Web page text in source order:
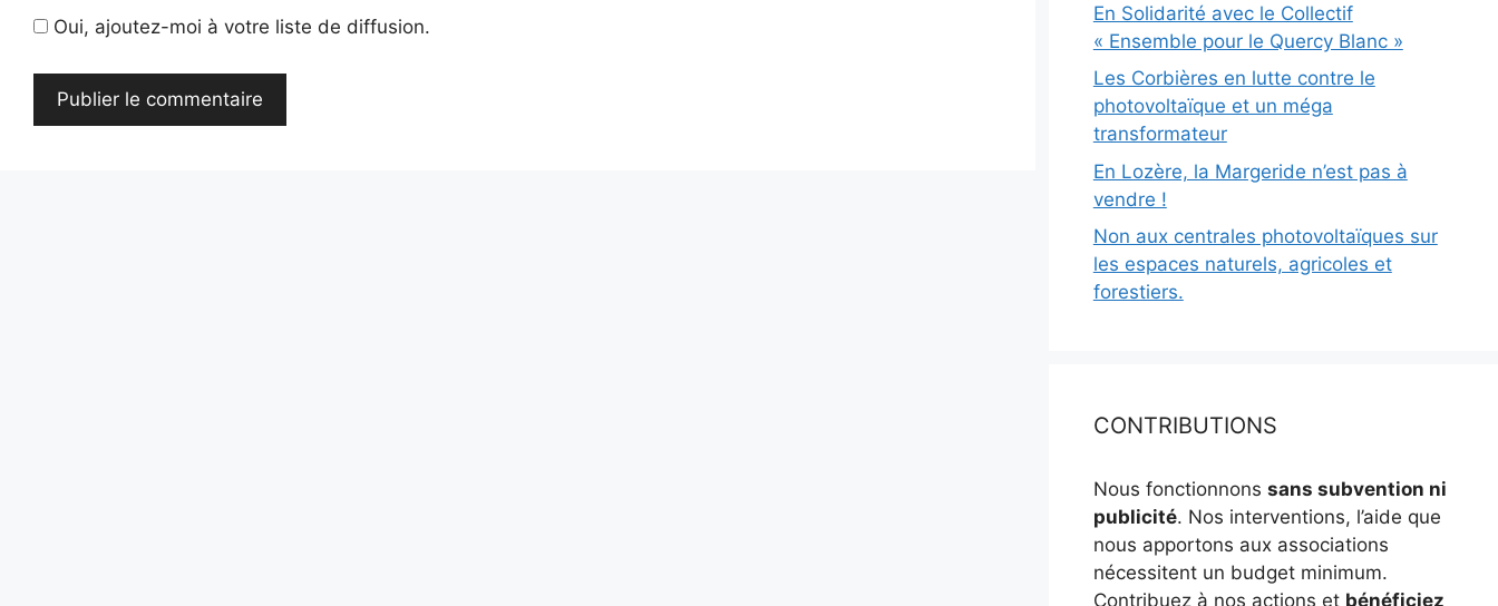
Oui, ajoutez-moi à votre liste de diffusion.
En Solidarité avec le Collectif
« Ensemble pour le Quercy Blanc »
Les Corbières en lutte contre le
photovoltaïque et un méga
transformateur
En Lozère, la Margeride n’est pas à
vendre !
Non aux centrales photovoltaïques sur
les espaces naturels, agricoles et
forestiers.
CONTRIBUTIONS
Nous fonctionnons sans subvention ni
publicité. Nos interventions, l’aide que
nous apportons aux associations
nécessitent un budget minimum.
Contribuez à nos actions et bénéficiez